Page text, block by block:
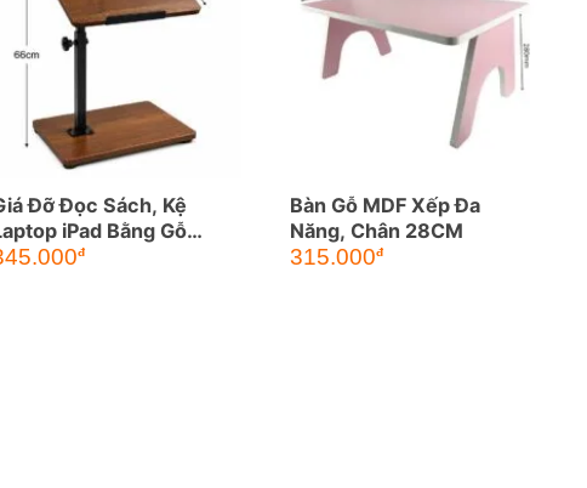
Đỡ Đọc Sách, Kệ
iPad Bằng Gỗ
Độ Cao Thông Minh
đ
Bàn Gỗ MDF Xếp Đa
Năng, Chân 28CM
315.000đ